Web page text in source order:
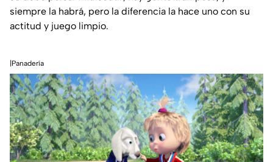
siempre la habrá, pero la diferencia la hace uno con su
actitud y juego limpio.
|Panadería